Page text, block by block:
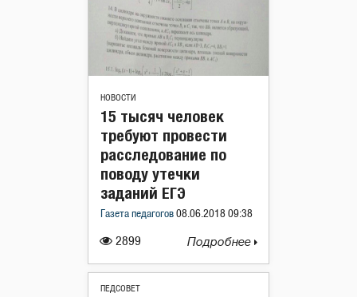
НОВОСТИ
2899
15 тысяч человек
требуют провести
расследование по
поводу утечки
заданий ЕГЭ
Газета педагогов 08.06.2018 09:38
Подробнее
ПЕДСОВЕТ